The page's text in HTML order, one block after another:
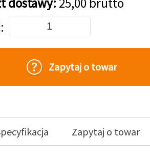
Zapytaj o towar
Zapytaj o towar